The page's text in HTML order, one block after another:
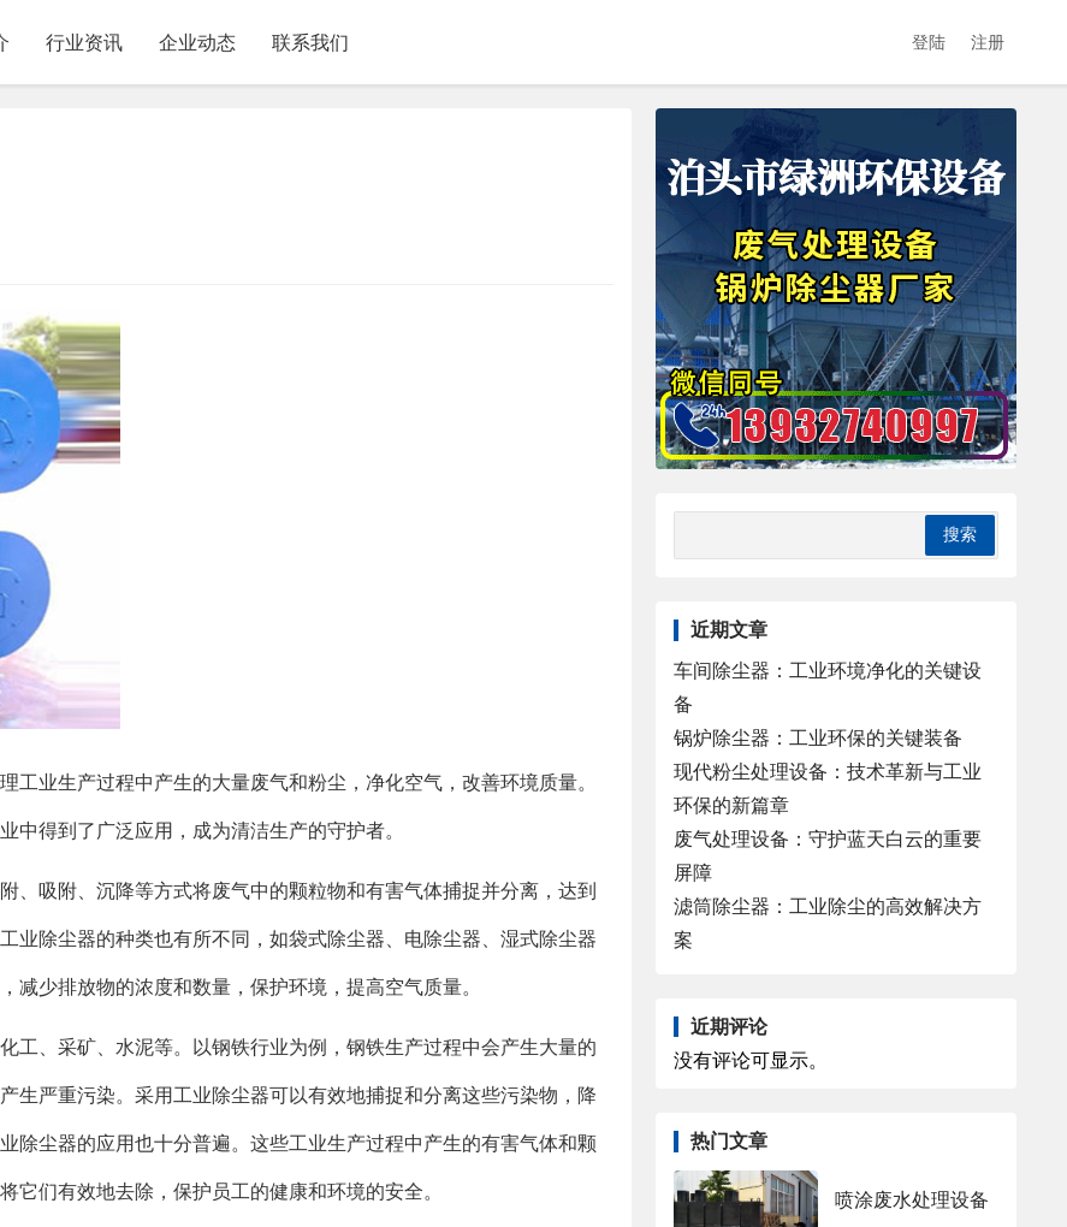
行业资讯 企业动态 联系我们 登陆 注册
业生产过程中产生的大量废气和粉尘，净化空气，改善环境质量。
得到了广泛应用，成为清洁生产的守护者。
、吸附、沉降等方式将废气中的颗粒物和有害气体捕捉并分离，达到
业除尘器的种类也有所不同，如袋式除尘器、电除尘器、湿式除尘器
少排放物的浓度和数量，保护环境，提高空气质量。
工、采矿、水泥等。以钢铁行业为例，钢铁生产过程中会产生大量的
生严重污染。采用工业除尘器可以有效地捕捉和分离这些污染物，降
除尘器的应用也十分普遍。这些工业生产过程中产生的有害气体和颗
们有效地去除，保护员工的健康和环境的安全。
近期文章
车间除尘器：工业环境净化的关键设
备
锅炉除尘器：工业环保的关键装备
现代粉尘处理设备：技术革新与工业
环保的新篇章
废气处理设备：守护蓝天白云的重要
屏障
滤筒除尘器：工业除尘的高效解决方
案
近期评论
没有评论可显示。
热门文章
喷涂废水处理设备